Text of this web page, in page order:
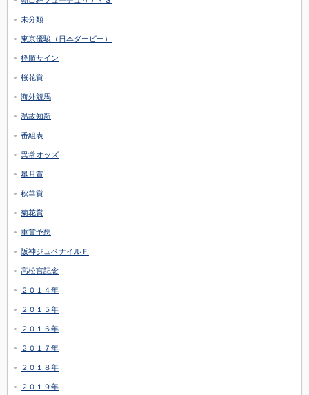
未分類
東京優駿（日本ダービー）
枠順サイン
桜花賞
海外競馬
温故知新
番組表
異常オッズ
皐月賞
秋華賞
菊花賞
重賞予想
阪神ジュベナイルＦ
高松宮記念
２０１４年
２０１５年
２０１６年
２０１７年
２０１８年
２０１９年